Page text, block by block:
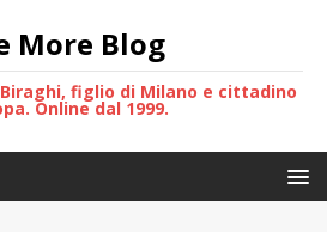
More Blog
figlio di Milano e cittadino
Online dal 1999.